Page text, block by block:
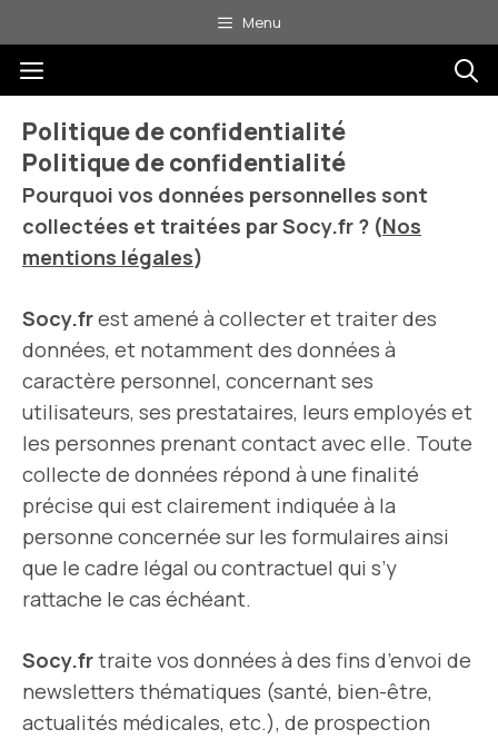
au
contenu
Menu
Menu
Politique de confidentialité
Politique de confidentialité
Pourquoi vos données personnelles sont
collectées et traitées par Socy.fr ? (Nos
mentions légales)
Socy.frest amené à collecter et traiter des
données, et notamment des données à
caractère personnel, concernant ses
utilisateurs, ses prestataires, leurs employés et
les personnes prenant contact avec elle. Toute
collecte de données répond à une finalité
précise qui est clairement indiquée à la
personne concernée sur les formulaires ainsi
que le cadre légal ou contractuel qui s’y
rattache le cas échéant.
Socy.frtraite vos données à des fins d’envoi de
newsletters thématiques (santé, bien-être,
actualités médicales, etc.), de prospection